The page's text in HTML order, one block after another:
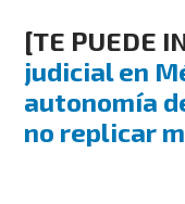
[TE PUEDE
judicial en
autonomía
no replicar